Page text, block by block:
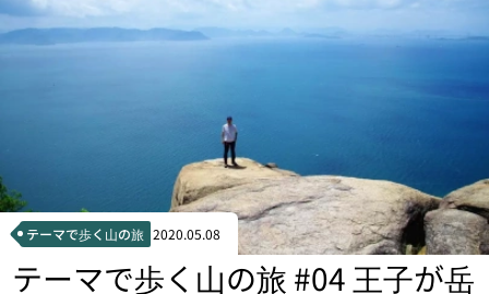
テーマで歩く山の旅 2020.05.08
テーマで歩く山の旅 #04 王子が岳